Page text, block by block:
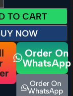
TO CART
NOW
Order On
WhatsApp
Order On
WhatsApp